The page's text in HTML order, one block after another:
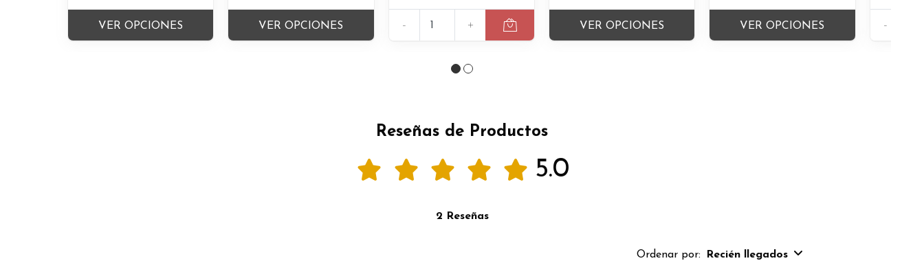
VER OPCIONES VER OPCIONES - + VER OPCIONES VER OPCIONES -
Reseñas de Productos
5.0
2 Reseñas
Ordenar por: Recién llegados